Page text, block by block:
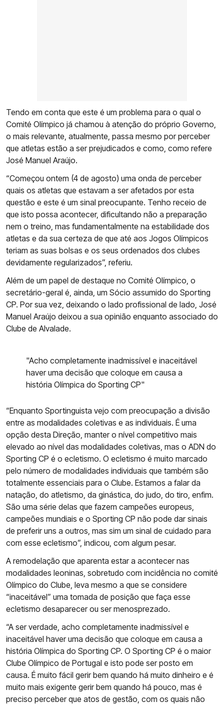
Tendo em conta que este é um problema para o qual o
Comité Olímpico já chamou à atenção do próprio Governo,
o mais relevante, atualmente, passa mesmo por perceber
que atletas estão a ser prejudicados e como, como refere
José Manuel Araújo.
“Começou ontem (4 de agosto) uma onda de perceber
quais os atletas que estavam a ser afetados por esta
questão e este é um sinal preocupante. Tenho receio de
que isto possa acontecer, dificultando não a preparação
nem o treino, mas fundamentalmente na estabilidade dos
atletas e da sua certeza de que até aos Jogos Olímpicos
teriam as suas bolsas e os seus ordenados dos clubes
devidamente regularizados”, referiu.
Além de um papel de destaque no Comité Olímpico, o
secretário-geral é, ainda, um Sócio assumido do Sporting
CP. Por sua vez, deixando o lado profissional de lado, José
Manuel Araújo deixou a sua opinião enquanto associado do
Clube de Alvalade.
"Acho completamente inadmissível e inaceitável
haver uma decisão que coloque em causa a
história Olímpica do Sporting CP"
“Enquanto Sportinguista vejo com preocupação a divisão
entre as modalidades coletivas e as individuais. É uma
opção desta Direção, manter o nível competitivo mais
elevado ao nível das modalidades coletivas, mas o ADN do
Sporting CP é o ecletismo. O ecletismo é muito marcado
pelo número de modalidades individuais que também são
totalmente essenciais para o Clube. Estamos a falar da
natação, do atletismo, da ginástica, do judo, do tiro, enfim.
São uma série delas que fazem campeões europeus,
campeões mundiais e o Sporting CP não pode dar sinais
de preferir uns a outros, mas sim um sinal de cuidado para
com esse ecletismo”, indicou, com algum pesar.
A remodelação que aparenta estar a acontecer nas
modalidades leoninas, sobretudo com incidência no comité
Olímpico do Clube, leva mesmo a que se considere
“inaceitável” uma tomada de posição que faça esse
ecletismo desaparecer ou ser menosprezado.
“A ser verdade, acho completamente inadmissível e
inaceitável haver uma decisão que coloque em causa a
história Olímpica do Sporting CP. O Sporting CP é o maior
Clube Olímpico de Portugal e isto pode ser posto em
causa. É muito fácil gerir bem quando há muito dinheiro e é
muito mais exigente gerir bem quando há pouco, mas é
preciso perceber que atos de gestão, com os quais não